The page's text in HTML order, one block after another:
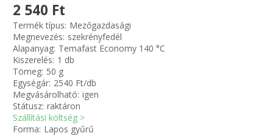
SIMÍTÓZÁRAS TASAK
2 540 Ft
Termék típus: Mezőgazdasági
Megnevezés: szekrényfedél
Alapanyag: Temafast Economy 140 °C
Kiszerelés: 1 db
Tömeg: 50 g
Egységár: 2540 Ft/db
Megvásárolható: igen
Státusz: raktáron
Szállítási költség >
Forma: Lapos gyűrű